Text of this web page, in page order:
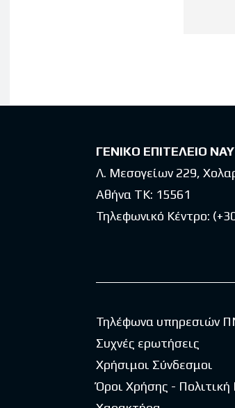
ΓΕΝΙΚΟ ΕΠΙΤΕΛΕΙΟ
Λ. Μεσογείων 229,
Αθήνα ΤΚ: 15561
Τηλεφωνικό Κέντρο:
Τηλέφωνα υπηρεσιών
Συχνές ερωτήσεις
Χρήσιμοι Σύνδεσμοι
Όροι Χρήσης -